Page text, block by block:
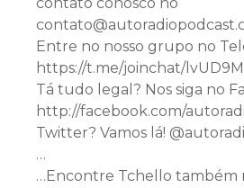
Entre no nosso grupo no
https://t.me/joinchat/
Tá tudo legal? Nos siga no
http://facebook.com/
Twitter? Vamos lá!
…
…Encontre Tchello também